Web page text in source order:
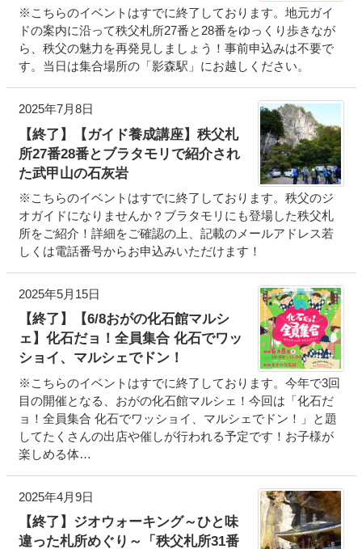
※こちらのイベントはすでに終了しております。地元ガイ
ドの案内に沿って秩父札所27番と28番をゆっくり歩きなが
ら、秩父の魅力を再発見しましょう！事前申込みは不要で
す。当日は集合場所の「影森駅」にお越しください。
2025年7月8日
【終了】【ガイド養成講座】秩父札
所27番28番とブラタモリで紹介され
た武甲山の石灰岩
※こちらのイベントはすでに終了しております。秩父のジ
オガイドになりませんか？ブラタモリにも登場した秩父札
所をご紹介！詳細をご確認の上、記載のメールアドレス若
しくは電話番号からお申込みいただけます！
2025年5月15日
【終了】【6/8おがの化石館マルシ
ェ】化石だョ！全員集合 化石でワッ
ショイ、マルシェでドン！
※こちらのイベントはすでに終了しております。今年で3回
目の開催となる、おがの化石館マルシェ！今回は「化石だ
ョ！全員集合 化石でワッショイ、マルシェでドン！」と題
してたくさんの出店や催しが行われる予定です！お子様が
楽しめる体…
2025年4月9日
【終了】ジオウォーキング～ひと味
違った札所めぐり～「秩父札所31番